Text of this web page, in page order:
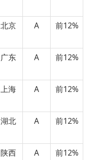
北京 A 前12%
广东 A 前12%
上海 A 前12%
湖北 A 前12%
陕西 A 前12%